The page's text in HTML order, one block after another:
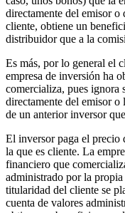
directamente del emisor
cliente, obtiene un
distribuidor que a la
Es más, por lo general el
empresa de inversión ha
comercializa, pues ignora
directamente del emisor
de un anterior inversor
El inversor paga el precio
la que es cliente. La
financiero que
administrado por la
titularidad del cliente se
cuenta de valores